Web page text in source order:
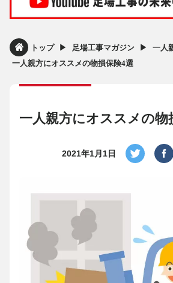
トップ ▶︎ 足場工事マガジン ▶︎ 一人
一人親方にオススメの物損保険4選
一人親方にオススメの物
2021年1月1日